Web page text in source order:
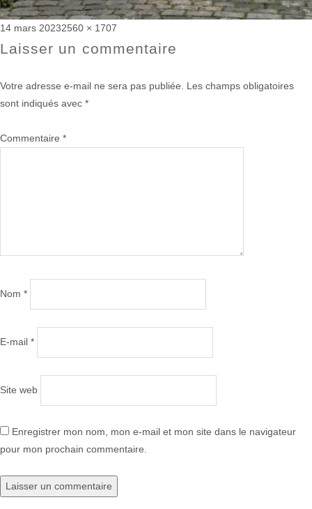
Publié
le
14 mars 2023Taille
réelle
2560 × 1707
Laisser un commentaire
Votre adresse e-mail ne sera pas publiée.
Les champs obligatoires
sont indiqués avec *
Commentaire *
Nom *
E-mail *
Site web
Enregistrer mon nom, mon e-mail et mon site dans le navigateur
pour mon prochain commentaire.